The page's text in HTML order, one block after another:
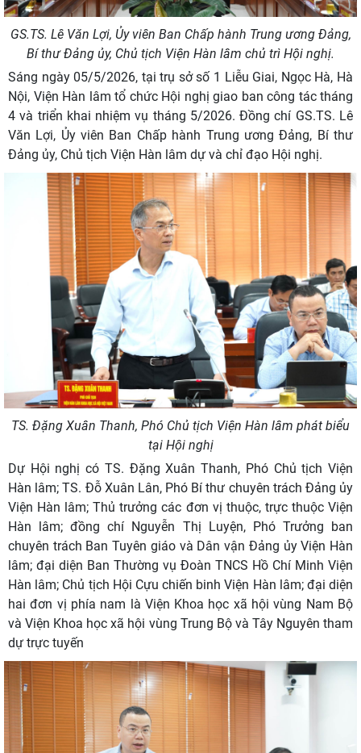
GS.TS. Lê Văn Lợi, Ủy viên Ban Chấp hành Trung ương Đảng,
Bí thư Đảng ủy, Chủ tịch Viện Hàn lâm chủ trì Hội nghị.
Sáng ngày 05/5/2026, tại trụ sở số 1 Liễu Giai, Ngọc Hà, Hà
Nội, Viện Hàn lâm tổ chức Hội nghị giao ban công tác tháng
4 và triển khai nhiệm vụ tháng 5/2026. Đồng chí GS.TS. Lê
Văn Lợi, Ủy viên Ban Chấp hành Trung ương Đảng, Bí thư
Đảng ủy, Chủ tịch Viện Hàn lâm dự và chỉ đạo Hội nghị.
TS. Đặng Xuân Thanh, Phó Chủ tịch Viện Hàn lâm phát biểu
tại Hội nghị
Dự Hội nghị có TS. Đặng Xuân Thanh, Phó Chủ tịch Viện
Hàn lâm; TS. Đỗ Xuân Lân, Phó Bí thư chuyên trách Đảng ủy
Viện Hàn lâm; Thủ trưởng các đơn vị thuộc, trực thuộc Viện
Hàn lâm; đồng chí Nguyễn Thị Luyện, Phó Trưởng ban
chuyên trách Ban Tuyên giáo và Dân vận Đảng ủy Viện Hàn
lâm; đại diện Ban Thường vụ Đoàn TNCS Hồ Chí Minh Viện
Hàn lâm; Chủ tịch Hội Cựu chiến binh Viện Hàn lâm; đại diện
hai đơn vị phía nam là Viện Khoa học xã hội vùng Nam Bộ
và Viện Khoa học xã hội vùng Trung Bộ và Tây Nguyên tham
dự trực tuyến